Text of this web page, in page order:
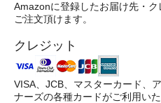
Amazonに登録したお届け先・
ご注文頂けます。
クレジット
VISA、JCB、マスターカード、
ナーズの各種カードがご利用い